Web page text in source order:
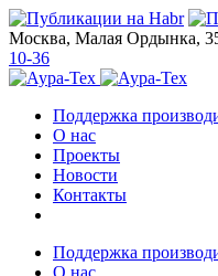
Москва, Малая Ордынка,
10-36
Поддержка
О нас
Проекты
Новости
Контакты
Поддержка
О нас